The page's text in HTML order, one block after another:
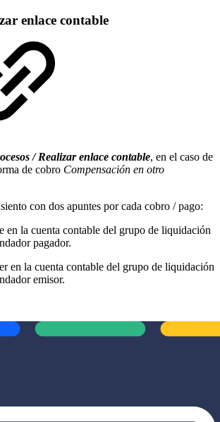
enlace contable
/ Realizar enlace contable, en el caso de
de cobro Compensación en otro
con dos apuntes por cada cobro / pago:
en la cuenta contable del grupo de liquidación
pagador.
en la cuenta contable del grupo de liquidación
emisor.